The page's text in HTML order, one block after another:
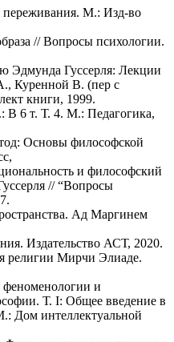
М.: Изд-во
// Вопросы психологии.
Эдмунда Гуссерля: Лекции
Куренной В. (пер с
книги, 1999.
6 т. Т. 4. М.: Педагогика,
Основы философской
и философский
// “Вопросы
Ад Маргинем
Издательство АСТ, 2020.
религии Мирчи Элиаде.
феноменологии и
Т. I: Общее введение в
Дом интеллектуальной